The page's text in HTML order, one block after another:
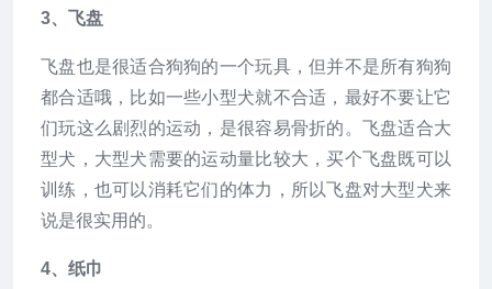
3、飞盘
飞盘也是很适合狗狗的一个玩具，但并不是所有狗狗
都合适哦，比如一些小型犬就不合适，最好不要让它
们玩这么剧烈的运动，是很容易骨折的。飞盘适合大
型犬，大型犬需要的运动量比较大，买个飞盘既可以
训练，也可以消耗它们的体力，所以飞盘对大型犬来
说是很实用的。
4、纸巾